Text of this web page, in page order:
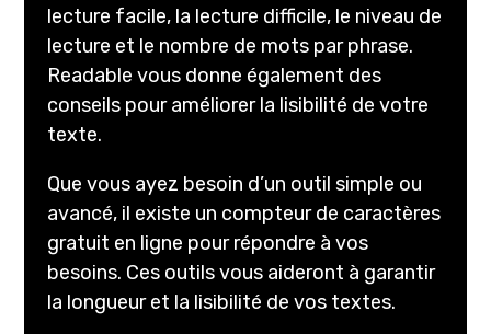
lecture facile, la lecture difficile, le niveau de
lecture et le nombre de mots par phrase.
Readable vous donne également des
conseils pour améliorer la lisibilité de votre
texte.
Que vous ayez besoin d’un outil simple ou
avancé, il existe un compteur de caractères
gratuit en ligne pour répondre à vos
besoins. Ces outils vous aideront à garantir
la longueur et la lisibilité de vos textes.